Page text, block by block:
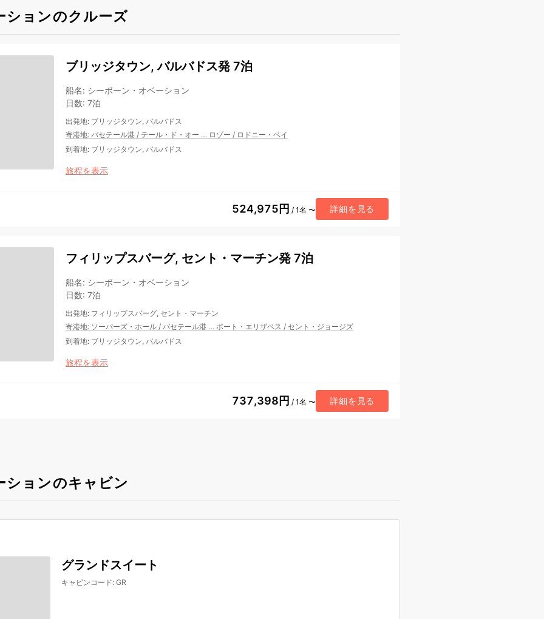
ションのクルーズ
ブリッジタウン, バルバドス発 7泊
船名: シーボーン・オベーション
日数: 7泊
出発地: ブリッジタウン, バルバドス
寄港地: バセテール港/ テール・ド・オー … ロゾー / ロドニー・ベイ
到着地: ブリッジタウン, バルバドス
旅程を表示
524,975円 / 1名 〜 詳細を見る
フィリップスバーグ, セント・マーチン発 7泊
船名: シーボーン・オベーション
日数: 7泊
出発地: フィリップスバーグ, セント・マーチン
寄港地: ソーパーズ・ホール/ バセテール港… ポート・エリザベス / セント・ジョージズ
到着地: ブリッジタウン, バルバドス
旅程を表示
737,398円 / 1名 〜 詳細を見る
ションのキャビン
グランドスイート
キャビンコード:GR